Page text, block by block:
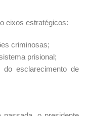
eixos estratégicos:
criminosas;
prisional;
do esclarecimento de